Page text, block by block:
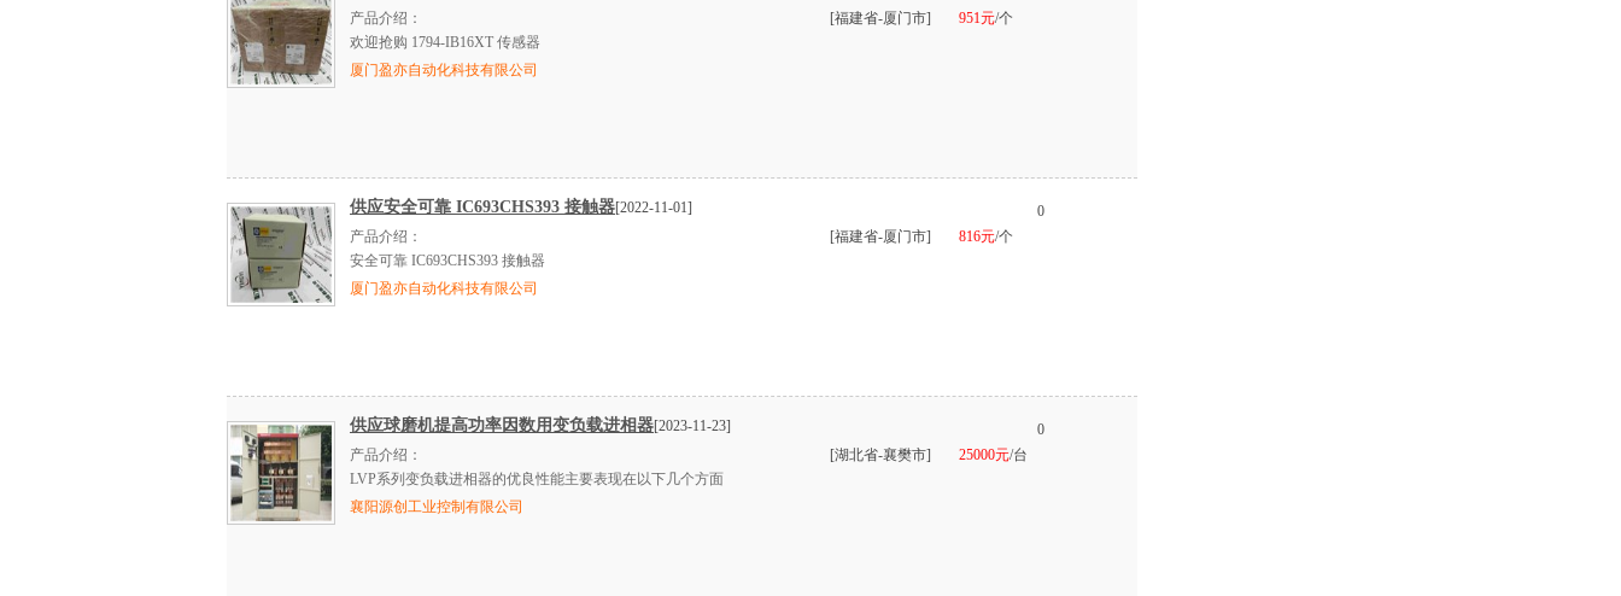
产品介绍：
欢迎抢购 1794-IB16XT 传感器
厦门盈亦自动化科技有限公司
[福建省-厦门市] 951元/个
供应安全可靠 IC693CHS393 接触器[2022-11-01]
产品介绍：
安全可靠 IC693CHS393 接触器
厦门盈亦自动化科技有限公司
[福建省-厦门市] 816元/个
0
供应球磨机提高功率因数用变负载进相器[2023-11-23]
产品介绍：
LVP系列变负载进相器的优良性能主要表现在以下几个方面
襄阳源创工业控制有限公司
[湖北省-襄樊市] 25000元/台
0